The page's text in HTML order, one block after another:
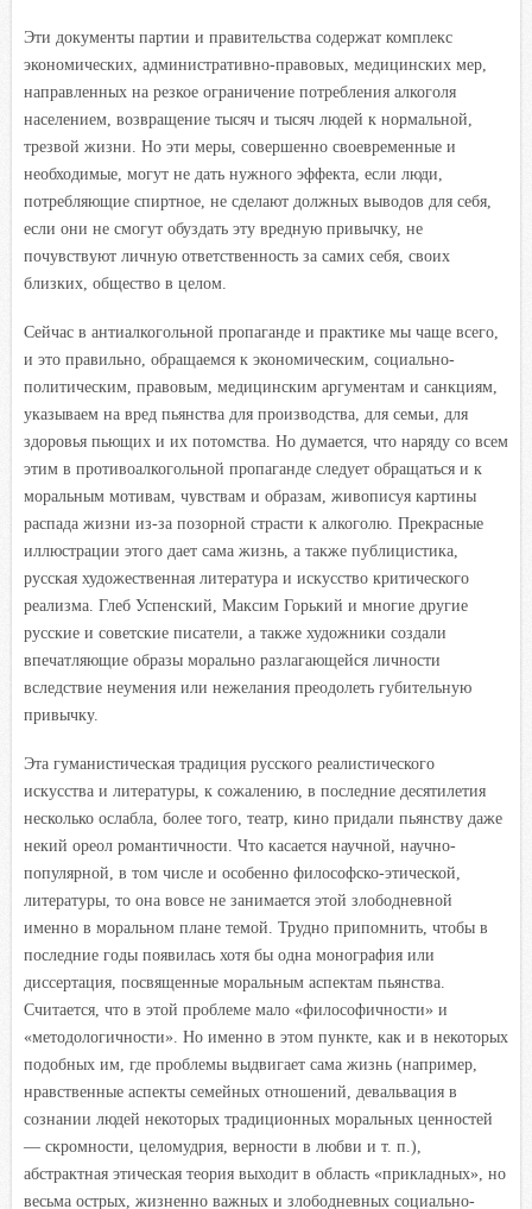
Эти документы партии и правительства содержат комплекс
экономических, административно-правовых, медицинских мер,
направленных на резкое ограничение потребления алкоголя
населением, возвращение тысяч и тысяч людей к нормальной,
трезвой жизни. Но эти меры, совершенно своевременные и
необходимые, могут не дать нужного эффекта, если люди,
потребляющие спиртное, не сделают должных выводов для себя,
если они не смогут обуздать эту вредную привычку, не
почувствуют личную ответственность за самих себя, своих
близких, общество в целом.
Сейчас в антиалкогольной пропаганде и практике мы чаще всего,
и это правильно, обращаемся к экономическим, социально-
политическим, правовым, медицинским аргументам и санкциям,
указываем на вред пьянства для производства, для семьи, для
здоровья пьющих и их потомства. Но думается, что наряду со всем
этим в противоалкогольной пропаганде следует обращаться и к
моральным мотивам, чувствам и образам, живописуя картины
распада жизни из-за позорной страсти к алкоголю. Прекрасные
иллюстрации этого дает сама жизнь, а также публицистика,
русская художественная литература и искусство критического
реализма. Глеб Успенский, Максим Горький и многие другие
русские и советские писатели, а также художники создали
впечатляющие образы морально разлагающейся личности
вследствие неумения или нежелания преодолеть губительную
привычку.
Эта гуманистическая традиция русского реалистического
искусства и литературы, к сожалению, в последние десятилетия
несколько ослабла, более того, театр, кино придали пьянству даже
некий ореол романтичности. Что касается научной, научно-
популярной, в том числе и особенно философско-этической,
литературы, то она вовсе не занимается этой злободневной
именно в моральном плане темой. Трудно припомнить, чтобы в
последние годы появилась хотя бы одна монография или
диссертация, посвященные моральным аспектам пьянства.
Считается, что в этой проблеме мало «философичности» и
«методологичности». Но именно в этом пункте, как и в некоторых
подобных им, где проблемы выдвигает сама жизнь (например,
нравственные аспекты семейных отношений, девальвация в
сознании людей некоторых традиционных моральных ценностей
— скромности, целомудрия, верности в любви и т. п.),
абстрактная этическая теория выходит в область «прикладных», но
весьма острых, жизненно важных и злободневных социально-